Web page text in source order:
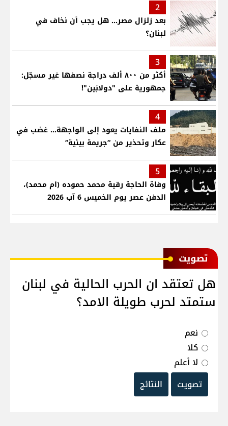
2
بعد زلزال مصر... هل يجب أن نخاف في
لبنان؟
3
أكثر من ٨٠٠ ألف دراجة نصفها غير مسجّل:
جمهورية على "دولابَين"!
4
ملف النفايات يعود إلى الواجهة… غضب في
عكار وتحذير من “جريمة بيئية“
5
وفاة الحاجة رقية محمد حموده (ام محمد)،
الدفن عصر يوم الخميس 6 آب 2026
ﺗﺼﻮﻳﺖ
هل تعتقد ان الحرب الحالية في لبنان
ستمتد لحرب طويلة الامد؟
نعم
كلا
لا أعلم
تصويت
النتائج